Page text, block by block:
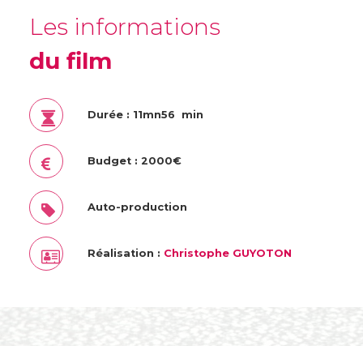
Les informations
du film
Durée : 11mn56 min
Budget : 2000€
Auto-production
Réalisation : Christophe GUYOTON